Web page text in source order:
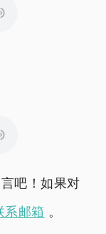
吧！如果对
系邮箱 。